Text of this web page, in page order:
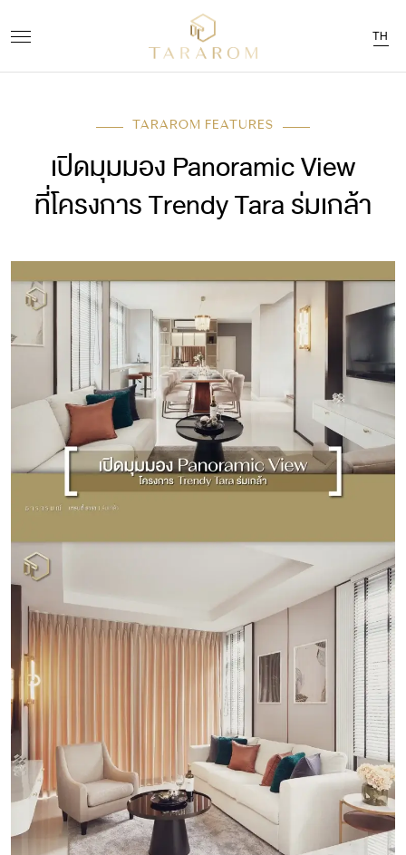
TH
TARAROM FEATURES
เปิดมุมมอง Panoramic View
ที่โครงการ Trendy Tara ร่มเกล้า